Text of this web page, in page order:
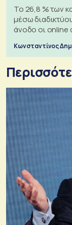
Το 26,8 % των
μέσω
άνοδο οι online
Κωνσταντίνος